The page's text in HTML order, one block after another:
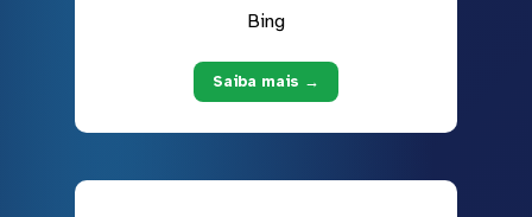
Bing
Saiba mais →